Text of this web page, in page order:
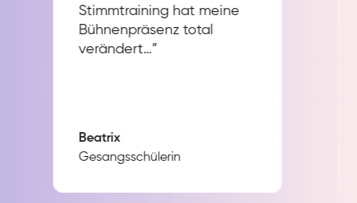
Stimmtraining hat meine
Bühnenpräsenz total
verändert…”
Beatrix
Gesangsschülerin